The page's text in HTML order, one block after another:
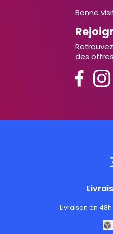
Bonne
des
Livraison en